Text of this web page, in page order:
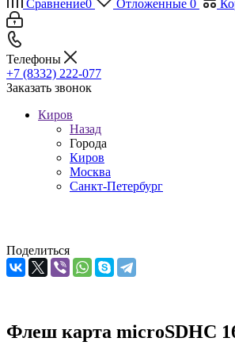
Сравнение0 Отложенные 0
Телефоны
+7 (8332) 222-077
Заказать звонок
Киров
Назад
Города
Киров
Москва
Санкт-Петербург
Поделиться
Флеш карта microSDHC